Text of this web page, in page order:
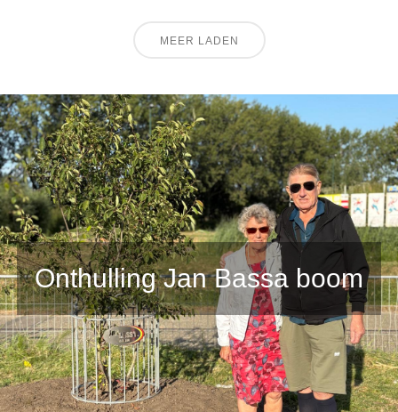
MEER LADEN
Onthulling Jan Bassa boom